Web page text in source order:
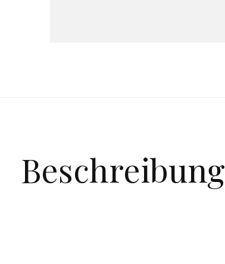
Beschreibung